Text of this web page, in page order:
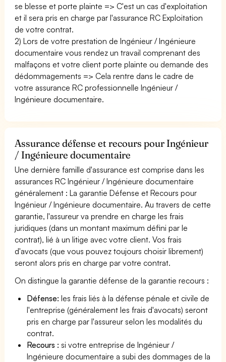
se blesse et porte plainte => C'est un cas d'exploitation
et il sera pris en charge par l'assurance RC Exploitation
de votre contrat.
2) Lors de votre prestation de Ingénieur / Ingénieure
documentaire vous rendez un travail comprenant des
malfaçons et votre client porte plainte ou demande des
dédommagements => Cela rentre dans le cadre de
votre assurance RC professionnelle Ingénieur /
Ingénieure documentaire.
Assurance défense et recours pour Ingénieur
/ Ingénieure documentaire
Une dernière famille d'assurance est comprise dans les
assurances RC Ingénieur / Ingénieure documentaire
généralement : La garantie Défense et Recours pour
Ingénieur / Ingénieure documentaire. Au travers de cette
garantie, l'assureur va prendre en charge les frais
juridiques (dans un montant maximum défini par le
contrat), lié à un litige avec votre client. Vos frais
d'avocats (que vous pouvez toujours choisir librement)
seront alors pris en charge par votre contrat.
On distingue la garantie défense de la garantie recours :
Défense: les frais liés à la défense pénale et civile de
l'entreprise (généralement les frais d'avocats) seront
pris en charge par l'assureur selon les modalités du
contrat.
Recours : si votre entreprise de Ingénieur /
Ingénieure documentaire a subi des dommages de la